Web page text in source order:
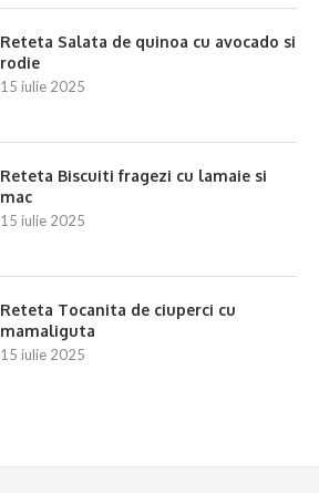
Reteta Salata de quinoa cu avocado si
rodie
15 iulie 2025
Reteta Biscuiti fragezi cu lamaie si
mac
15 iulie 2025
Reteta Tocanita de ciuperci cu
mamaliguta
15 iulie 2025